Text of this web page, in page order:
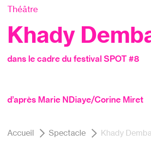
Théâtre
Khady
dans le cadre du festival SPOT #8
d’après Marie NDiaye/Corine Miret
Accueil Spectacle Khady